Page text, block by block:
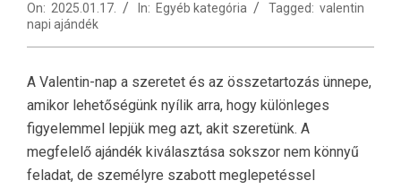
On: 2025.01.17. In: Egyéb kategória Tagged: valentin
napi ajándék
A Valentin-nap a szeretet és az összetartozás ünnepe,
amikor lehetőségünk nyílik arra, hogy különleges
figyelemmel lepjük meg azt, akit szeretünk. A
megfelelő ajándék kiválasztása sokszor nem könnyű
feladat, de személyre szabott meglepetéssel